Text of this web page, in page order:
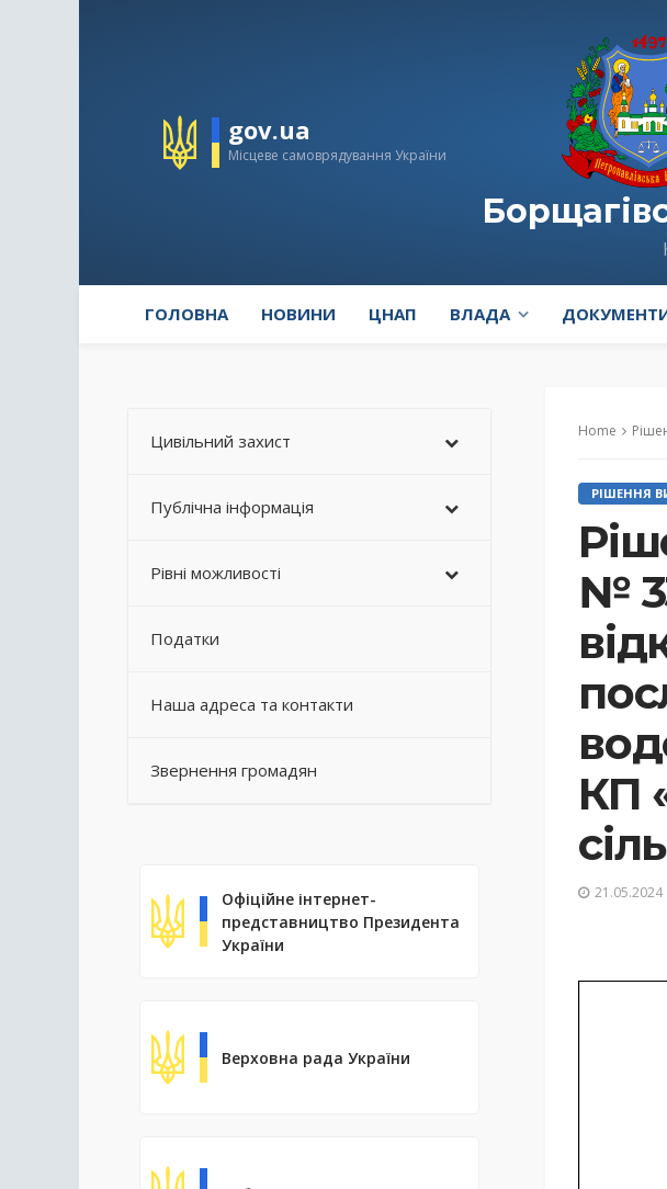
gov.ua
Місцеве самоврядування України
ГОЛОВНА НОВИНИ ЦНАП ВЛАДА
Home
РІШЕННЯ
№
КП
21.05.2024
Цивільний захист
Публічна інформація
Рівні можливості
Податки
Наша адреса та контакти
Звернення громадян
Офіційне інтернет-
представництво Президента
України
Верховна рада України